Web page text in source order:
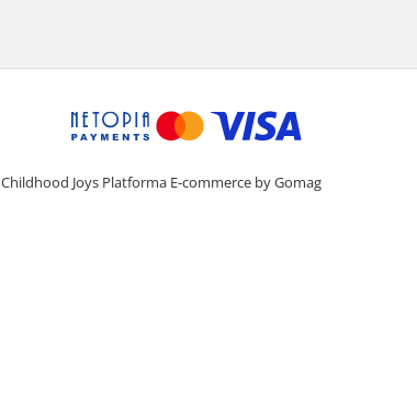
Childhood Joys Platforma E-commerce by Gomag